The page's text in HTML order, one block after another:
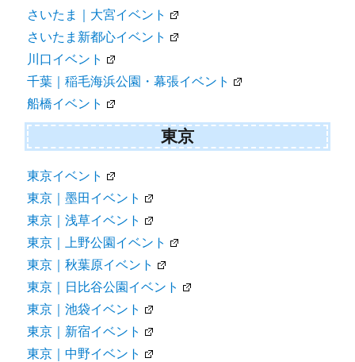
さいたま｜大宮イベント
さいたま新都心イベント
川口イベント
千葉｜稲毛海浜公園・幕張イベント
船橋イベント
東京
東京イベント
東京｜墨田イベント
東京｜浅草イベント
東京｜上野公園イベント
東京｜秋葉原イベント
東京｜日比谷公園イベント
東京｜池袋イベント
東京｜新宿イベント
東京｜中野イベント